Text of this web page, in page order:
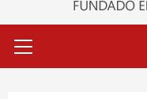
primario